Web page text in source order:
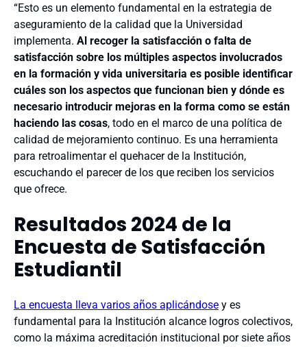
“Esto es un elemento fundamental en la estrategia de
aseguramiento de la calidad que la Universidad
implementa. Al recoger la satisfacción o falta de
satisfacción sobre los múltiples aspectos involucrados
en la formación y vida universitaria es posible identificar
cuáles son los aspectos que funcionan bien y dónde es
necesario introducir mejoras en la forma como se están
haciendo las cosas, todo en el marco de una política de
calidad de mejoramiento continuo. Es una herramienta
para retroalimentar el quehacer de la Institución,
escuchando el parecer de los que reciben los servicios
que ofrece.
Resultados 2024 de la
Encuesta de Satisfacción
Estudiantil
La encuesta lleva varios años aplicándose y es
fundamental para la Institución alcance logros colectivos,
como la máxima acreditación institucional por siete años